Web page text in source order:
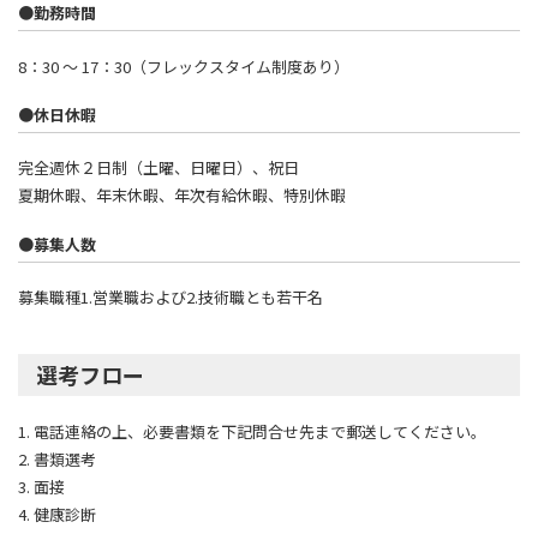
●勤務時間
8：30 ～ 17：30（フレックスタイム制度あり）
●休日休暇
完全週休２日制（土曜、日曜日）、祝日
夏期休暇、年末休暇、年次有給休暇、特別休暇
●募集人数
募集職種1.営業職および2.技術職とも若干名
選考フロー
1. 電話連絡の上、必要書類を下記問合せ先まで郵送してください。
2. 書類選考
3. 面接
4. 健康診断